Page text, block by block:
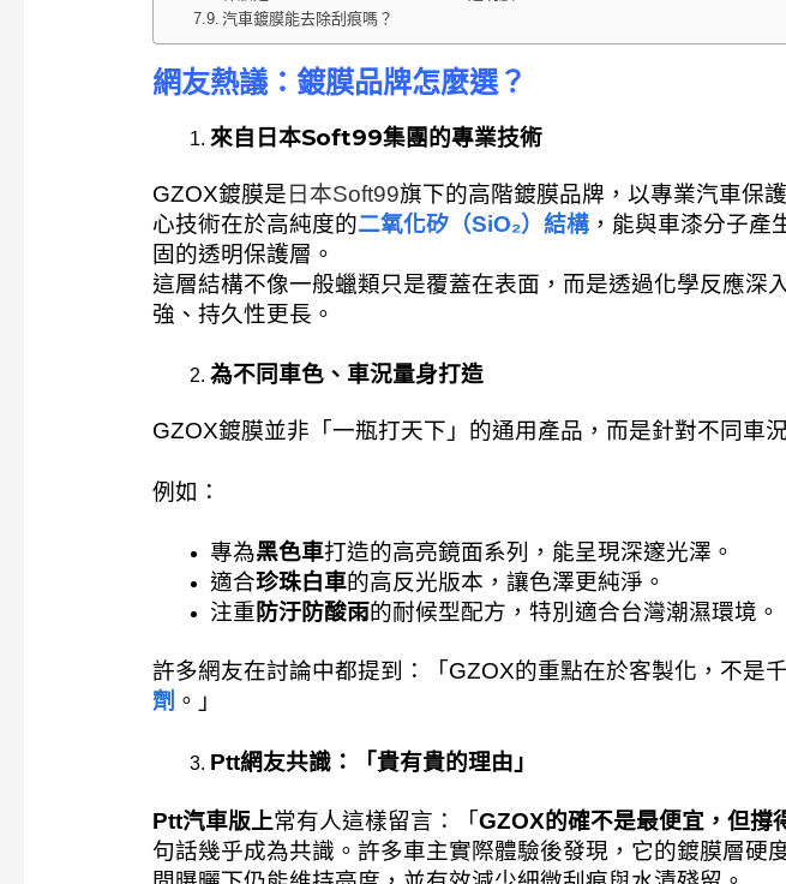
汽車鍍膜能去除刮痕嗎？
網友熱議：鍍膜品牌怎麼選？
來自日本Soft99集團的專業技術
GZOX鍍膜是 日本Soft99旗下的高階鍍膜品牌，以專業汽車保
心技術在於高純度的二氧化矽（SiO₂）結構，能與車漆分子產
固的透明保護層。
這層結構不像一般蠟類只是覆蓋在表面，而是透過化學反應深
強、持久性更長。
為不同車色、車況量身打造
GZOX鍍膜並非「一瓶打天下」的通用產品，而是針對不同車
例如：
專為黑色車打造的高亮鏡面系列，能呈現深邃光澤。
適合珍珠白車的高反光版本，讓色澤更純淨。
注重防汙防酸雨的耐候型配方，特別適合台灣潮濕環境。
許多網友在討論中都提到：「GZOX的重點在於客製化，不是
劑 。」
Ptt網友共識：「貴有貴的理由」
Ptt汽車版上常有人這樣留言：「GZOX的確不是最便宜，但撐
句話幾乎成為共識。許多車主實際體驗後發現，它的鍍膜層硬